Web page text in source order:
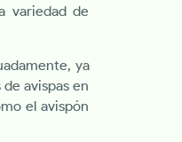
variedad de
ya
avispas en
el avispón